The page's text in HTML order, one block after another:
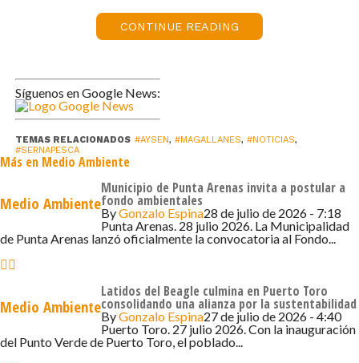
La denuncia fue interpuesta contra quienes
resulten responsables por el delito de «dar
(LGPA), que sanciona la muerte o captura ilegal
de estos animales marinos protegidos
De esta forma, el día sábado se acudió al lugar
para realizar la toma de muestras y hacer
registro del estado del ejemplar, confirmando
que el cetáceo corresponde a una hembra de la
familiaBalaenopteridaeo también llamados
rorcuales, con 11 metros de longitud, la cual se
«Las primeras inspecciones del ejemplar
denotan un avanzado estado de
descomposición, casi sin epidermis, por lo que
CONTINUE READING
Síguenos en Google News:
TEMAS RELACIONADOS #AYSEN, #MAGALLANES, #NOTICIAS,
#SERNAPESCA
Más en Medio Ambiente
Medio Ambiente
Municipio de Punta Arenas invita a postular a
fondo ambientales
ByGonzalo Espina28 de julio de 2026 - 7:18
Punta Arenas. 28 julio 2026. La Municipalidad
de Punta Arenas lanzó oficialmente la convocatoria al Fondo...
Medio Ambiente
Latidos del Beagle culmina en Puerto Toro
consolidando una alianza por la sustentabilidad
ByGonzalo Espina27 de julio de 2026 - 4:40
Puerto Toro. 27 julio 2026. Con la inauguración
del Punto Verde de Puerto Toro, el poblado...